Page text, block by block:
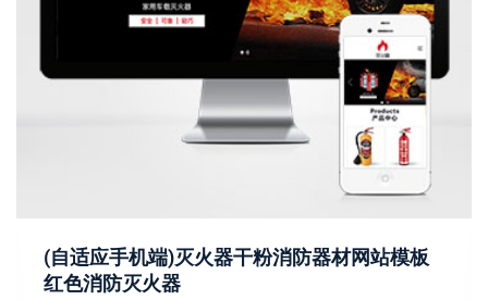
(自适应手机端)灭火器干粉消防器材网站模板
红色消防灭火器